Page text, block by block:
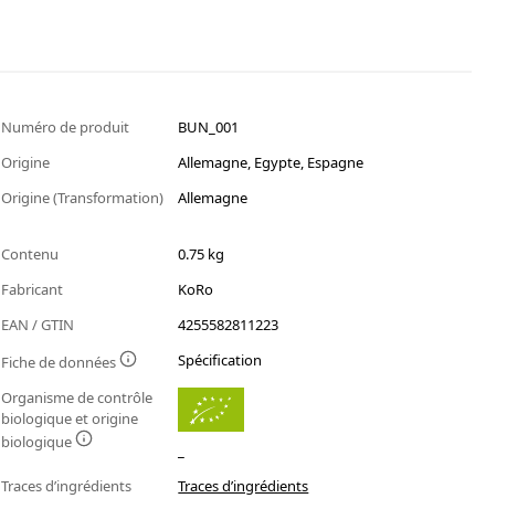
Numéro de produit
BUN_001
Origine
Allemagne, Egypte, Espagne
Origine (Transformation)
Allemagne
Contenu
0.75 kg
Fabricant
KoRo
EAN / GTIN
4255582811223
Fiche de données
Spécification
Organisme de contrôle
biologique et origine
biologique
Traces d’ingrédients
Traces d’ingrédients